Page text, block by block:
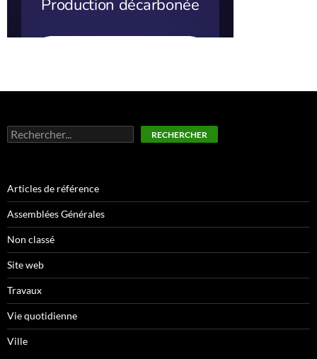
Rechercher RECHERCHER
Articles de référence
Assemblées Générales
Non classé
Site web
Travaux
Vie quotidienne
Ville